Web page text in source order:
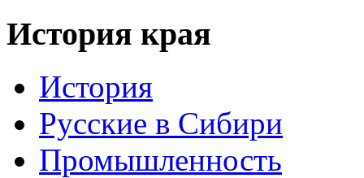
История края
История
Русские в Сибири
Промышленность